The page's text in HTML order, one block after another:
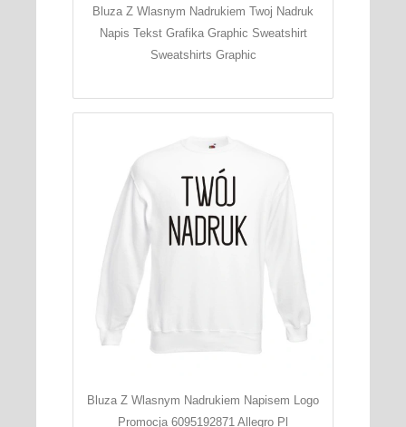
Bluza Z Wlasnym Nadrukiem Twoj Nadruk
Napis Tekst Grafika Graphic Sweatshirt
Sweatshirts Graphic
Bluza Z Wlasnym Nadrukiem Napisem Logo
Promocja 6095192871 Allegro Pl